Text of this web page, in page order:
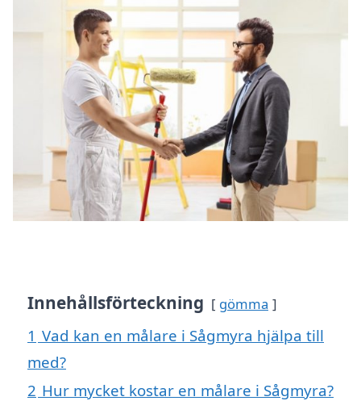
Innehållsförteckning gömma
1 Vad kan en målare i Sågmyra hjälpa till
med?
2 Hur mycket kostar en målare i Sågmyra?